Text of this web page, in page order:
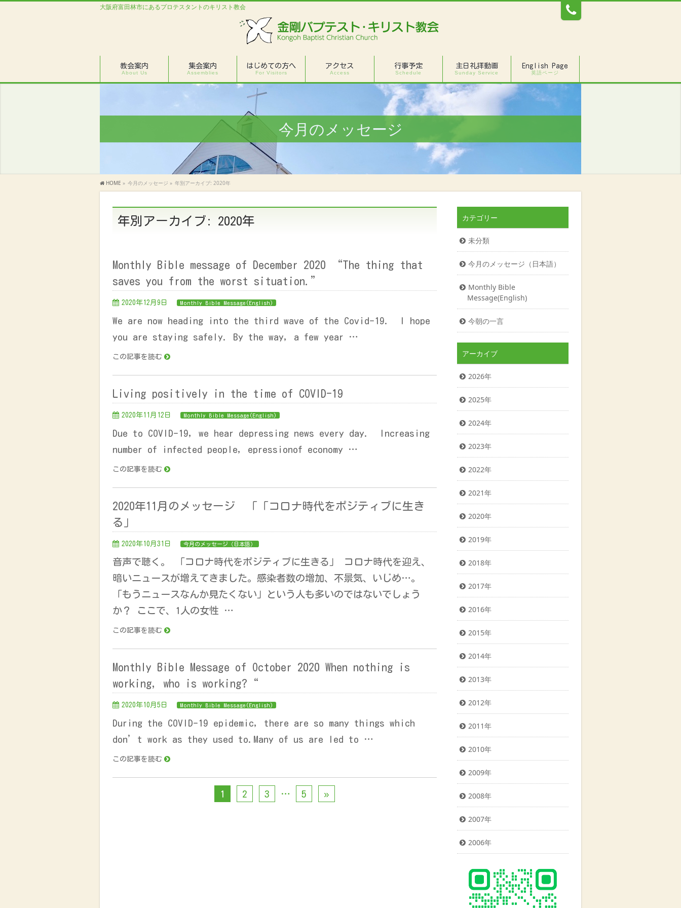
大阪府富田林市にあるプロテスタントのキリスト教会
教会案内
About Us
集会案内
Assemblies
はじめての方へ
For Visitors
アクセス
Access
行事予定
Schedule
主日礼拝動画
Sunday Service
English Page
英語ページ
今月のメッセージ
HOME » 今月のメッセージ » 年別アーカイブ: 2020年
年別アーカイブ: 2020年
Monthly Bible message of December 2020 “The thing that
saves you from the worst situation.”
2020年12月9日 Monthly Bible Message(English)
We are now heading into the third wave of the Covid-19. I hope
you are staying safely. By the way, a few year …
この記事を読む
Living positively in the time of COVID-19
2020年11月12日 Monthly Bible Message(English)
Due to COVID-19, we hear depressing news every day. Increasing
number of infected people, epressionof economy …
この記事を読む
2020年11月のメッセージ 「「コロナ時代をポジティブに生き
る」
2020年10月31日 今月のメッセージ（日本語）
音声で聴く。 「コロナ時代をポジティブに生きる」 コロナ時代を迎え、
暗いニュースが増えてきました。感染者数の増加、不景気、いじめ…。
「もうニュースなんか見たくない」という人も多いのではないでしょう
か？ ここで、1人の女性 …
この記事を読む
Monthly Bible Message of October 2020 When nothing is
working, who is working?“
2020年10月5日 Monthly Bible Message(English)
During the COVID-19 epidemic, there are so many things which
don’t work as they used to.Many of us are led to …
この記事を読む
1 2 3 … 5 »
カテゴリー
未分類
今月のメッセージ（日本語）
Monthly Bible
Message(English)
今朝の一言
アーカイブ
2026年
2025年
2024年
2023年
2022年
2021年
2020年
2019年
2018年
2017年
2016年
2015年
2014年
2013年
2012年
2011年
2010年
2009年
2008年
2007年
2006年